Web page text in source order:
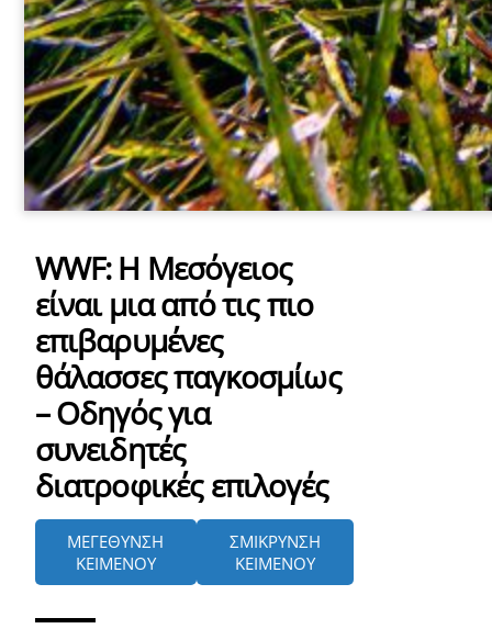
WWF: Η Μεσόγειος
είναι μια από τις πιο
επιβαρυμένες
θάλασσες παγκοσμίως
– Οδηγός για
συνειδητές
διατροφικές επιλογές
ΜΕΓΕΘΥΝΣΗ
ΚΕΙΜΕΝΟΥ
ΣΜΙΚΡΥΝΣΗ
ΚΕΙΜΕΝΟΥ